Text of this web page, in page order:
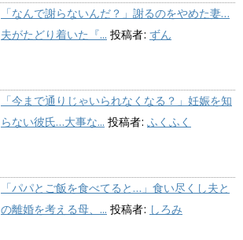
「なんで謝らないんだ？」謝るのをやめた妻…
夫がたどり着いた『... 投稿者: ずん
「今まで通りじゃいられなくなる？」妊娠を知
らない彼氏…大事な... 投稿者: ふくふく
「パパとご飯を食べてると…」食い尽くし夫と
の離婚を考える母、... 投稿者: しろみ